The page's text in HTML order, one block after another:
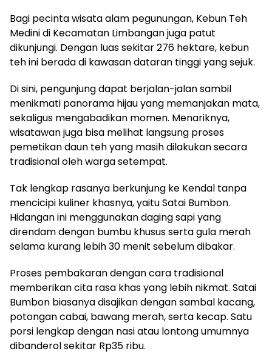
Bagi pecinta wisata alam pegunungan, Kebun Teh
Medini di Kecamatan Limbangan juga patut
dikunjungi. Dengan luas sekitar 276 hektare, kebun
teh ini berada di kawasan dataran tinggi yang sejuk.
Di sini, pengunjung dapat berjalan-jalan sambil
menikmati panorama hijau yang memanjakan mata,
sekaligus mengabadikan momen. Menariknya,
wisatawan juga bisa melihat langsung proses
pemetikan daun teh yang masih dilakukan secara
tradisional oleh warga setempat.
Tak lengkap rasanya berkunjung ke Kendal tanpa
mencicipi kuliner khasnya, yaitu Satai Bumbon.
Hidangan ini menggunakan daging sapi yang
direndam dengan bumbu khusus serta gula merah
selama kurang lebih 30 menit sebelum dibakar.
Proses pembakaran dengan cara tradisional
memberikan cita rasa khas yang lebih nikmat. Satai
Bumbon biasanya disajikan dengan sambal kacang,
potongan cabai, bawang merah, serta kecap. Satu
porsi lengkap dengan nasi atau lontong umumnya
dibanderol sekitar Rp35 ribu.